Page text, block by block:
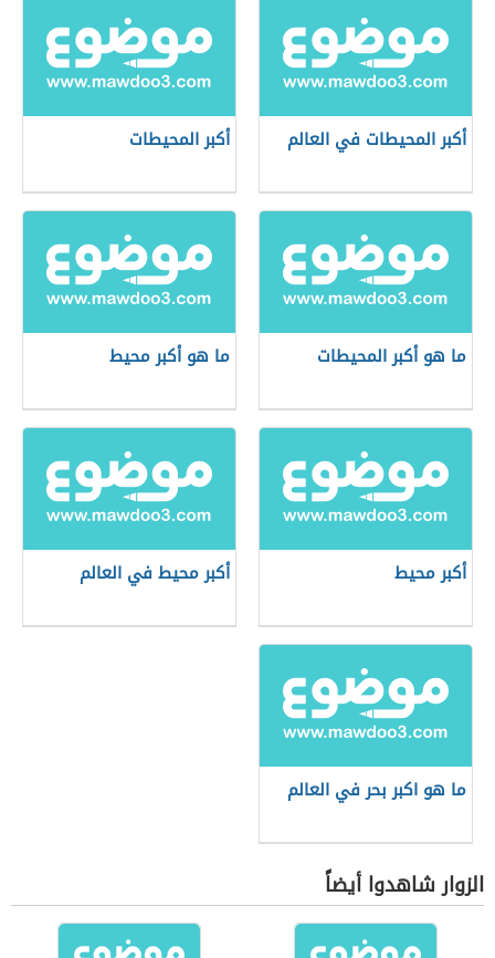
أكبر المحيطات في العالم أكبر المحيطات
ما هو أكبر المحيطات ما هو أكبر محيط
أكبر محيط أكبر محيط في العالم
ما هو اكبر بحر في العالم
الزوار شاهدوا أيضاً